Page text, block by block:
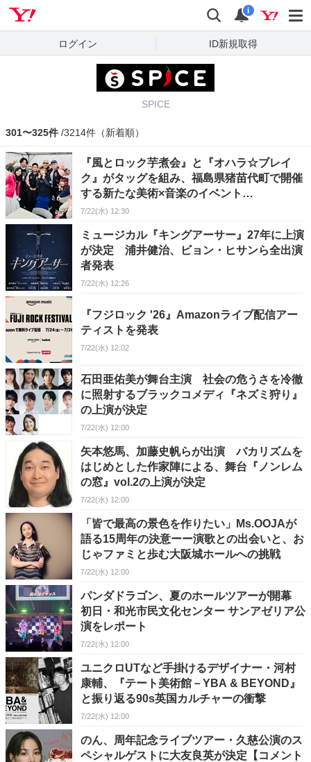
検索 通知
i
ログイン ID新規取得
SPICE
301〜325件 /3214件（新着順）
『風とロック芋煮会』と『オハラ☆ブレイ
ク』がタッグを組み、福島県猪苗代町で開催
する新たな美術×音楽のイベント
『September JAM』とは？ 共同実行委員
GIP・菅真良氏に聞いた
7/22(水) 12:30
ミュージカル『キングアーサー』27年に上演
が決定 浦井健治、ビョン・ヒサンら全出演
者発表
7/22(水) 12:26
『フジロック '26』Amazonライブ配信アー
ティストを発表
7/22(水) 12:02
石田亜佑美が舞台主演 社会の危うさを冷徹
に照射するブラックコメディ『ネズミ狩り』
の上演が決定
7/22(水) 12:00
矢本悠馬、加藤史帆らが出演 バカリズムを
はじめとした作家陣による、舞台『ノンレム
の窓』vol.2の上演が決定
7/22(水) 12:00
「皆で最高の景色を作りたい」Ms.OOJAが
語る15周年の決意ーー演歌との出会いと、お
じゃファミと歩む大阪城ホールへの挑戦
7/22(水) 12:00
パンダドラゴン、夏のホールツアーが開幕
初日・和光市民文化センター サンアゼリア公
演をレポート
7/22(水) 12:00
ユニクロUTなど手掛けるデザイナー・河村
康輔、『テート美術館－YBA & BEYOND』
と振り返る90s英国カルチャーの衝撃
7/22(水) 12:00
のん、周年記念ライブツアー・久慈公演のス
ペシャルゲストに大友良英が決定【コメント